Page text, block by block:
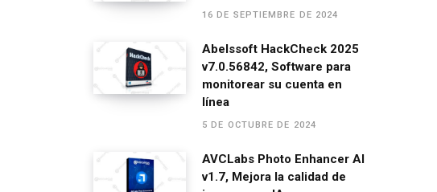
16 DE SEPTIEMBRE DE 2024
Abelssoft HackCheck 2025
v7.0.56842, Software para
monitorear su cuenta en
línea
5 DE OCTUBRE DE 2024
AVCLabs Photo Enhancer AI
v1.7, Mejora la calidad de